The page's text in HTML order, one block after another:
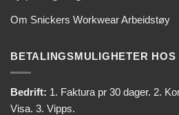
Om Snickers Workwear Arbeidstøy
BETALINGSMULIGHETER HOS
Bedrift: 1. Faktura pr 30 dager. 2.
Visa. 3. Vipps.